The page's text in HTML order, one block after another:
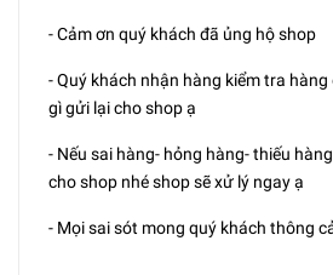
- Cảm ơn quý khách đã ủng hộ shop
- Quý khách nhận hàng kiểm tra
gì gửi lại cho shop ạ
- Nếu sai hàng- hỏng hàng- thiếu
cho shop nhé shop sẽ xử lý ngay ạ
- Mọi sai sót mong quý khách thông